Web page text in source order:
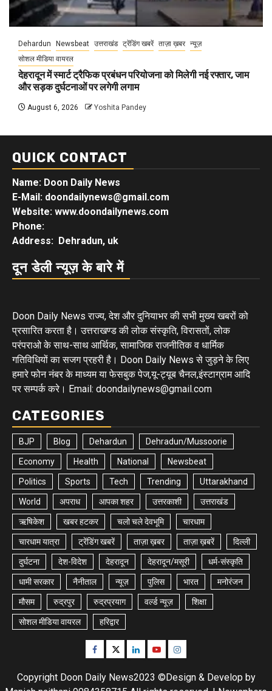
Dehardun Newsbeat उत्तराखंड ट्रेंडिंग खबरें ताज़ा ख़बर न्यूज़
सोशल मीडिया वायरल
देहरादून में स्मार्ट ट्रैफिक प्रबंधन परियोजना को मिलेगी नई रफ्तार, जाम
और सड़क दुर्घटनाओं पर लगेगी लगाम
August 6, 2026 Yoshita Pandey
QUICK CONTACT
Name: Doon Daily News
E-Mail: doondailynews@gmail.com
Website: www.doondailynews.com
Phone:
Address: Dehradun, uk
दून डेली न्यूज़ के बारे में
Doon Daily News राज्य, देश और दुनियाभर की सभी मुख्य खबरों को
प्रसारित करता है। उत्तराखण्ड की लोक संस्कृति, विरासतों, लोक
परंपराओ के साथ-साथ आर्थिक, सामाजिक राजनीतिक व धार्मिक
गतिविधियों का सजग प्रहरी है। Doon Daily News से जुड़ने के लिए
हमारे फोन नंबर के माध्यम या फेसबुक पेज,यू-ट्यूब चैनल,इंस्टाग्राम आदि
पर सम्पर्क करे। Email: doondailynews@gmail.com
CATEGORIES
BJP Blog Dehardun Dehradun/Mussoorie
Economy Health National Newsbeat
Politics Sports Tech Trending Uttarakhand
World अपराध आपका शहर उत्तरकाशी उत्तराखंड
ऋषिकेश खबर हटकर चलो चले देवभूमि चारधाम
चारधाम यात्रा ट्रेंडिंग खबरें ताज़ा ख़बर ताज़ा ख़बरें दिल्ली
दुर्घटना देश-विदेश देहरादून देहरादून/मसूरी धर्म-संस्कृति
धामी सरकार नैनीताल न्यूज़ पुलिस भारत मनोरंजन
मौसम रुद्रपुर रुद्रप्रयाग वर्ल्ड न्यूज़ शिक्षा
सोशल मीडिया वायरल हरिद्वार
Facebook
TwitterLinkedinYoutubeInstagram
Copyright Doon Daily News2023 ©Design & Develop by